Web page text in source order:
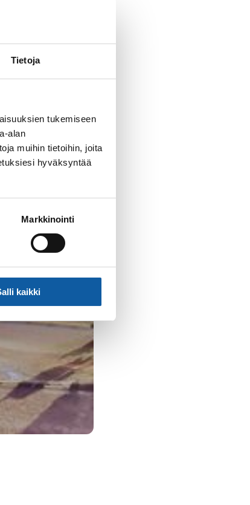
Tietoja
tukemiseen
alan
muihin tietoihin, joita
hyväksyntää
Markkinointi
kaikki
eivät
myötä